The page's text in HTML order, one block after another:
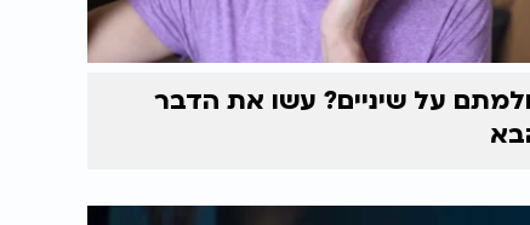
על שיניים? עשו את הדבר